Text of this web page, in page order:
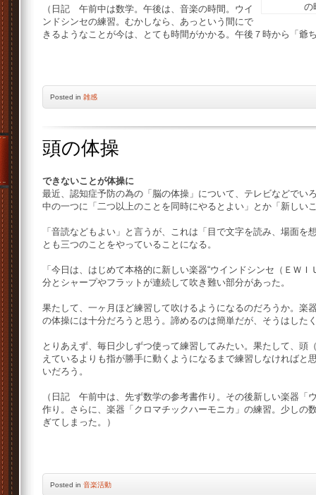
の
（日記 午前中は数学。午後は、音楽の時間。ウイ
ンドシンセの練習。むかしなら、あっという間にで
きるようなことが今は、とても時間がかかる。午後７時から「爺
Posted in 雑感
頭の体操
できないことが体操に
最近、認知症予防の為の「脳の体操」について、テレビなどでい
中の一つに「二つ以上のことを同時にやるとよい」とか「新しい
「音読などもよい」と言うが、これは「目で文字を読み、場面
とも三つのことをやっていることになる。
「今日は、はじめて本格的に新しい楽器“ウインドシンセ（ＥＷ
分とシャープやフラットが連続して吹き難い部分があった。
果たして、一ヶ月ほど練習して吹けるようになるのだろうか。楽
の体操には十分だろうと思う。諦めるのは簡単だが、そうはした
とりあえず、毎日少しずつ使って練習してみたい。果たして、頭
えているよりも指が勝手に動くようになるまで練習しなければと
いだろう。
（日記 午前中は、先ず数学の参考書作り。その後新しい楽器「
作り。さらに、楽器「クロマチックハーモニカ」の練習。少しの
ぎてしまった。）
Posted in 音楽活動